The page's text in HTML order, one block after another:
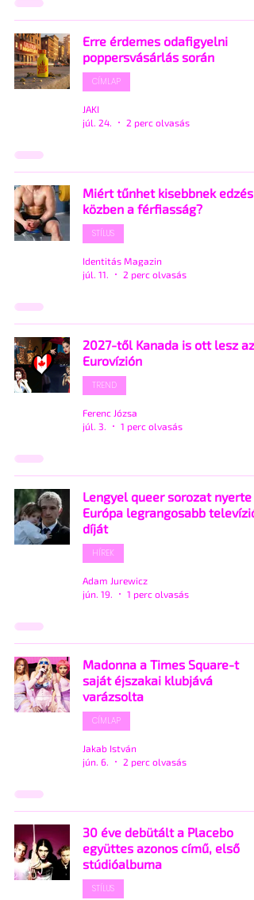
Erre érdemes odafigyelni
poppersvásárlás során
CÍMLAP
JAKI
júl. 24.
2 perc olvasás
Miért tűnhet kisebbnek edzés
közben a férfiasság?
STÍLUS
Identitás Magazin
júl. 11.
2 perc olvasás
2027-től Kanada is ott lesz az
Eurovízión
TREND
Ferenc Józsa
júl. 3.
1 perc olvasás
Lengyel queer sorozat nyerte
Európa legrangosabb
díját
HÍREK
Adam Jurewicz
jún. 19.
1 perc olvasás
Madonna a Times Square-t
saját éjszakai klubjává
varázsolta
CÍMLAP
Jakab István
jún. 6.
2 perc olvasás
30 éve debütált a Placebo
együttes azonos című, első
stúdióalbuma
STÍLUS